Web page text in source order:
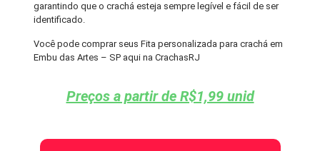
garantindo que o crachá esteja sempre legível e fácil de ser
identificado.
Você pode comprar seus Fita personalizada para crachá em
Embu das Artes – SP aqui na CrachasRJ
Preços a partir de R$1,99 unid